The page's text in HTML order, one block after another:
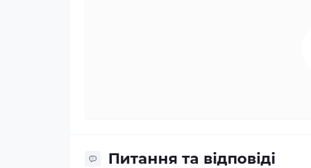
Питання та відповіді